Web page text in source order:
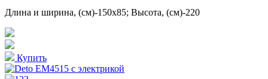
Длина и ширина, (см)-150x85; Высота, (см)-220
Купить